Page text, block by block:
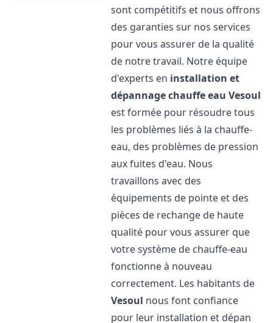
sont compétitifs et nous offrons
des garanties sur nos services
pour vous assurer de la qualité
de notre travail. Notre équipe
d'experts en installation et
dépannage chauffe eau Vesoul
est formée pour résoudre tous
les problèmes liés à la chauffe-
eau, des problèmes de pression
aux fuites d'eau. Nous
travaillons avec des
équipements de pointe et des
pièces de rechange de haute
qualité pour vous assurer que
votre système de chauffe-eau
fonctionne à nouveau
correctement. Les habitants de
Vesoul nous font confiance
pour leur installation et dépan